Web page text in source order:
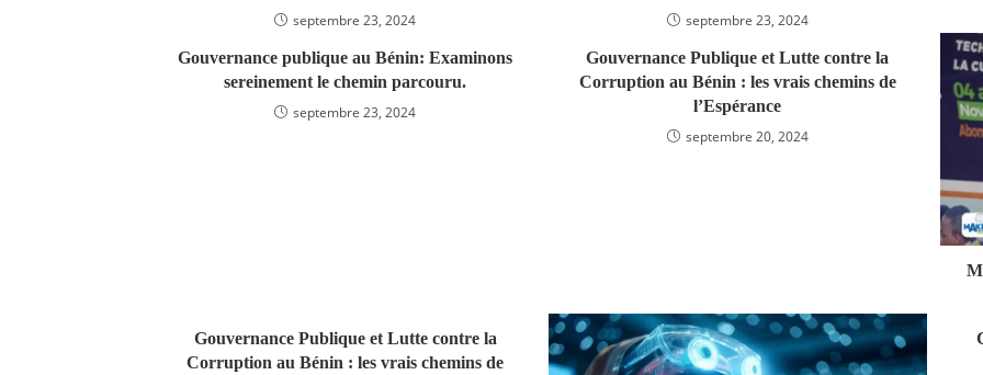
septembre 23, 2024
septembre 23, 2024
Gouvernance publique au Bénin: Examinons
sereinement le chemin parcouru.
septembre 23, 2024
Gouvernance Publique et Lutte contre la
Corruption au Bénin : les vrais chemins de
l’Espérance
septembre 20, 2024
Gouvernance Publique et Lutte contre la
Corruption au Bénin : les vrais chemins de